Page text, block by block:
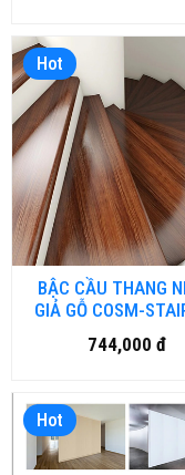
Hot
BẬC CẦU THANG
GIẢ GỖ COSM-
744,000 đ
Hot